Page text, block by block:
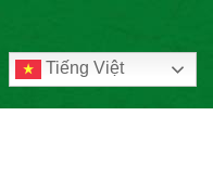
Tiếng Việt